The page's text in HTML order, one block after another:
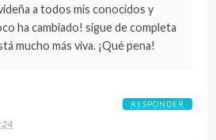
a todos mis conocidos y
ha cambiado! sigue de completa
mucho más viva. ¡Qué pena!
RESPONDER